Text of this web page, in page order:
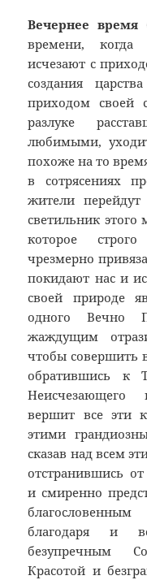
Вечернее время
времени, когда
исчезают с
создания
приходом своей
разлуке
любимыми,
похоже на то
в сотрясениях
жители
светильник этого
которое
чрезмерно
покидают нас и
своей природе
одного Вечно
жаждущим
чтобы совершить
обратившись к
вершит все эти
этими
сказав над всем
отстранившись
и смиренно
благодаря и
безупречным
Красотой и